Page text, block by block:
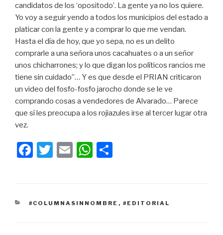
candidatos de los ‘opositodo’. La gente ya no los quiere.
Yo voy a seguir yendo a todos los municipios del estado a
platicar con la gente y a comprar lo que me vendan.
Hasta el día de hoy, que yo sepa, no es un delito
comprarle a una señora unos cacahuates o a un señor
unos chicharrones; y lo que digan los políticos rancios me
tiene sin cuidado”… Y es que desde el PRIAN criticaron
un video del fosfo-fosfo jarocho donde se le ve
comprando cosas a vendedores de Alvarado… Parece
que sí les preocupa a los rojiazules irse al tercer lugar otra
vez.
F
e
T
er
E
W
s
p
CATEGORÍAS
#COLUMNASINNOMBRE , #EDITORIAL